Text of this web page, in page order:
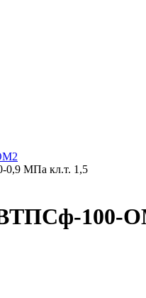
МПа кл.т. 1,5
100-